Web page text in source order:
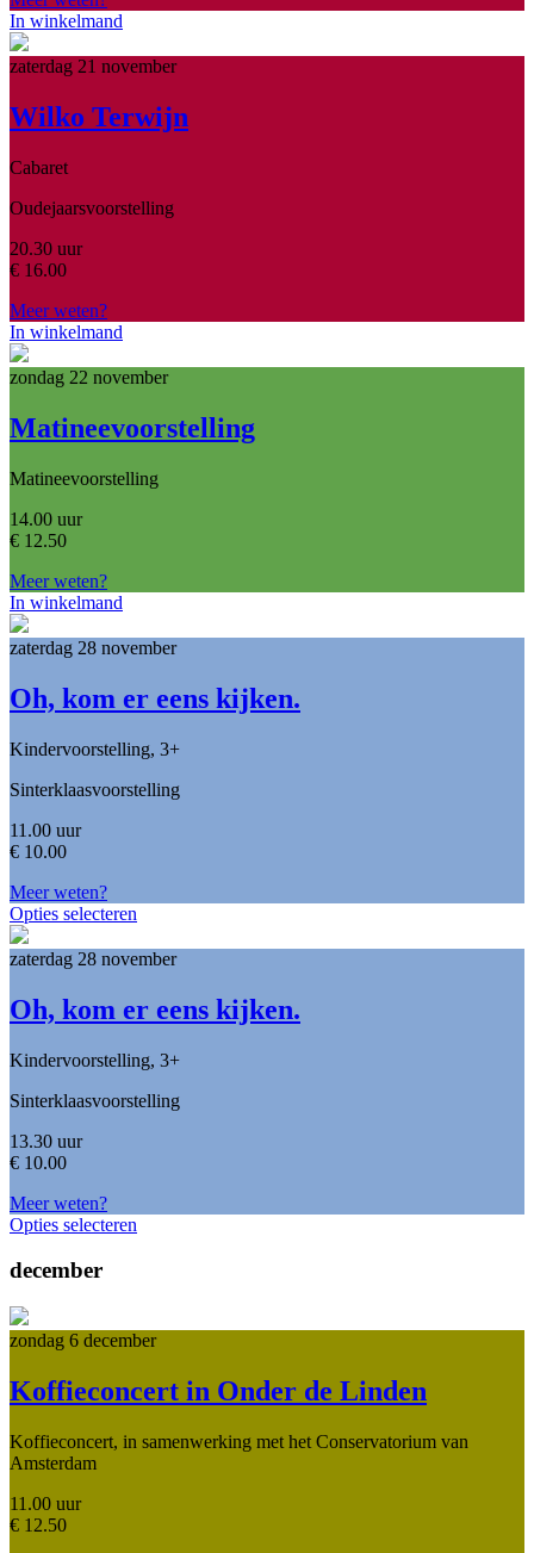
In winkelmand
zaterdag 21 november
Wilko Terwijn
Cabaret
Oudejaarsvoorstelling
20.30 uur
€ 16.00
Meer weten?
In winkelmand
zondag 22 november
Matineevoorstelling
Matineevoorstelling
14.00 uur
€ 12.50
Meer weten?
In winkelmand
zaterdag 28 november
Oh, kom er eens kijken.
Kindervoorstelling, 3+
Sinterklaasvoorstelling
11.00 uur
€ 10.00
Meer weten?
Opties selecteren
zaterdag 28 november
Oh, kom er eens kijken.
Kindervoorstelling, 3+
Sinterklaasvoorstelling
13.30 uur
€ 10.00
Meer weten?
Opties selecteren
december
zondag 6 december
Koffieconcert in Onder de Linden
Koffieconcert, in samenwerking met het Conservatorium van
Amsterdam
11.00 uur
€ 12.50